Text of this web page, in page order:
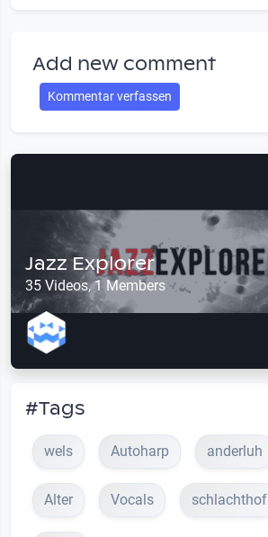
Add new comment
Kommentar verfassen
Jazz Explorer
35 Videos, 1 Members
#Tags
wels Autoharp anderluh
Alter Vocals schlachthof